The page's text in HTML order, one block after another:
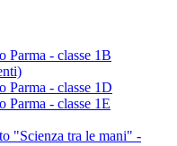
Parma - classe 1B
Parma - classe 1D
Parma - classe 1E
"Scienza tra le mani" -